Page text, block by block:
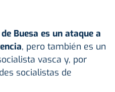
Buesa es un ataque a
, pero también es un
vasca y, por
socialistas de